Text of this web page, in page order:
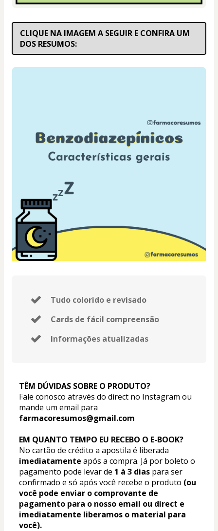
CLIQUE NA IMAGEM A SEGUIR E CONFIRA UM
DOS RESUMOS:
Tudo colorido e revisado
Cards de fácil compreensão
Informações atualizadas
TÊM DÚVIDAS SOBRE O PRODUTO?
Fale conosco através do direct no Instagram ou
farmacoresumos@gmail.com
EM QUANTO TEMPO EU RECEBO O E-BOOK?
imediatamente após a compra. Já por boleto o
pagamento pode levar de 1 à 3 dias para ser
confirmado e só após você recebe o produto (ou
você pode enviar o comprovante de
pagamento para o nosso email ou direct e
imediatamente liberamos o material para
você).